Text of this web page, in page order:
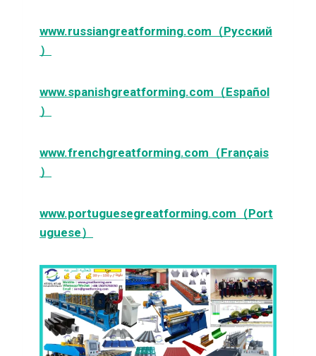
www.russiangreatforming.com（Русский
）
www.spanishgreatforming.com（Español
）
www.frenchgreatforming.com（Français
）
www.portuguesegreatforming.com（Port
uguese）